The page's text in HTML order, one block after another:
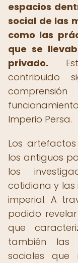
espacios
social de las
como las
que se
privado.
contribuido
Imperio Persa.
Los
los antiguos
los
cotidiana y las
imperial. A
podido
que
también las
sociales que